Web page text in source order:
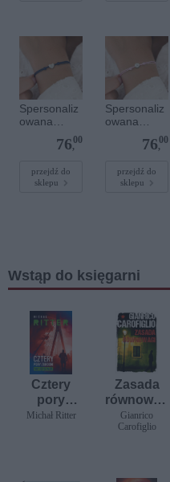
Spersonaliz
owana
bransoletka
sznurkowa -
Srebrne
serce
76,
00
przejdź do
sklepu
Spersonaliz
owana
bransoletka
sznurkowa -
Srebrne
kółko
76,
00
przejdź do
sklepu
Wstąp do księgarni
Cztery
pory
zbrodni.
Michał Ritter
Zasada
równowag
i
Gianrico
Carofiglio